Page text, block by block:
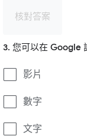
核對答案
3. 您可以在 Google
影片
數字
文字